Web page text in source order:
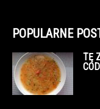
POPULARNE
TĘ